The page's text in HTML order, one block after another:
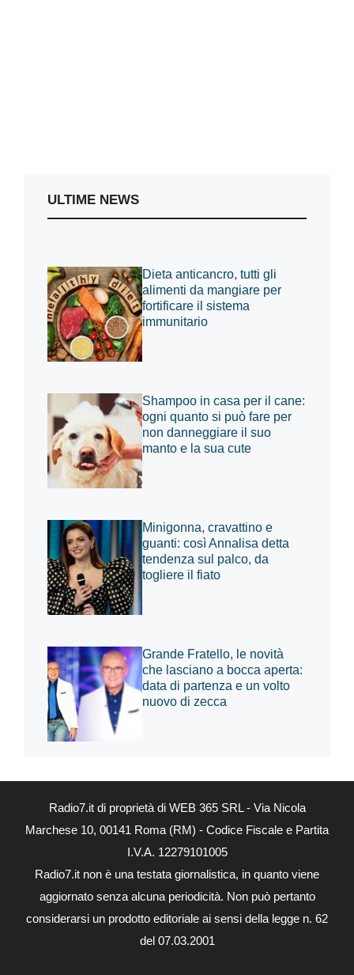
ULTIME NEWS
Dieta anticancro, tutti gli
alimenti da mangiare per
fortificare il sistema
immunitario
Shampoo in casa per il cane:
ogni quanto si può fare per
non danneggiare il suo
manto e la sua cute
Minigonna, cravattino e
guanti: così Annalisa detta
tendenza sul palco, da
togliere il fiato
Grande Fratello, le novità
che lasciano a bocca aperta:
data di partenza e un volto
nuovo di zecca
Radio7.it di proprietà di WEB 365 SRL - Via Nicola
Marchese 10, 00141 Roma (RM) - Codice Fiscale e Partita
I.V.A. 12279101005
Radio7.it non è una testata giornalistica, in quanto viene
aggiornato senza alcuna periodicità. Non può pertanto
considerarsi un prodotto editoriale ai sensi della legge n. 62
del 07.03.2001